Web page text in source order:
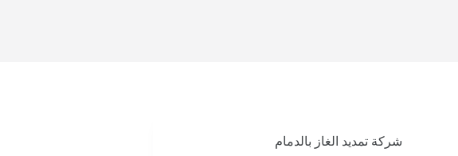
شركة تمديد الغاز بالدمام